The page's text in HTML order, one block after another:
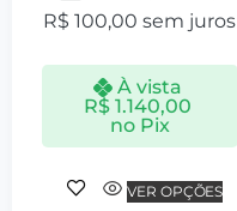
R$ 100,00 sem juros
À vista
R$1.140,00
no Pix
VER OPÇÕES